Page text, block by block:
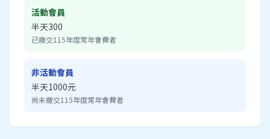
活動會員
半天300
已繳交115年度常年會費者
非活動會員
半天1000元
尚未繳交115年度常年會費者